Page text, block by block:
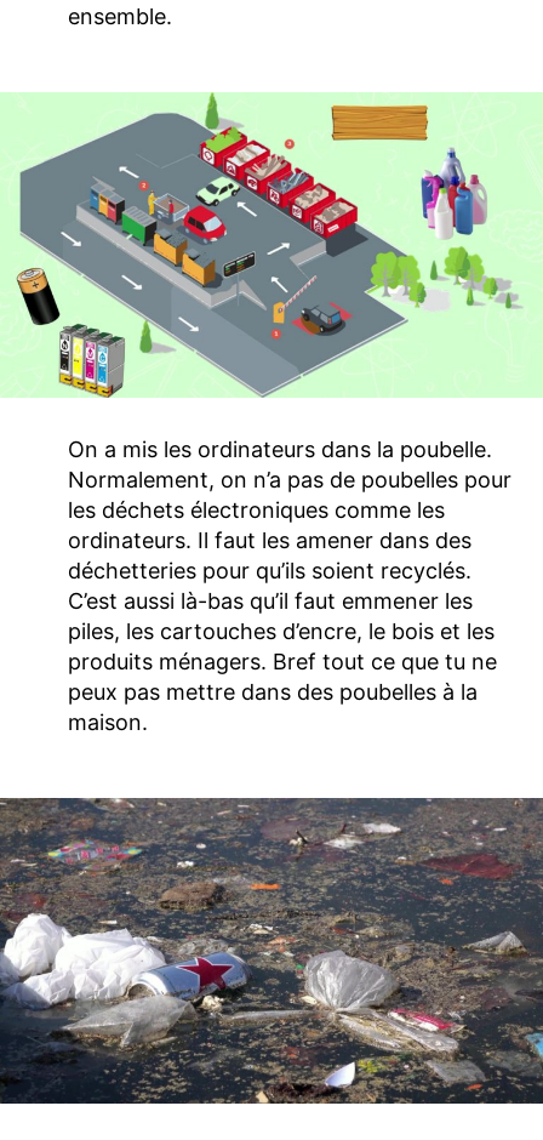
ensemble.
On a mis les ordinateurs dans la poubelle.
Normalement, on n’a pas de poubelles pour
les déchets électroniques comme les
ordinateurs. Il faut les amener dans des
déchetteries pour qu’ils soient recyclés.
C’est aussi là-bas qu’il faut emmener les
piles, les cartouches d’encre, le bois et les
produits ménagers. Bref tout ce que tu ne
peux pas mettre dans des poubelles à la
maison.